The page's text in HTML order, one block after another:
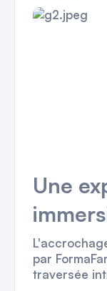
Une
par
traversée